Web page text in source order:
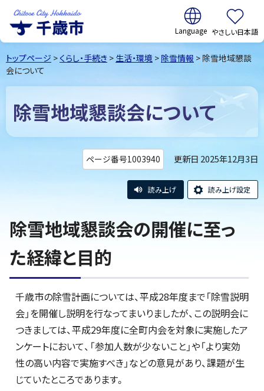
千歳市Chitose
City Hokkaido
翻訳:
やさしい日本語
トップページ > くらし・手続き > 生活・環境 > 除雪情報 > 除雪地域懇談
会について
除雪地域懇談会について
ページ番号1003940 更新日 2025年12月3日
読み上げ 読み上げ設定
除雪地域懇談会の開催に至っ
た経緯と目的
千歳市の除雪計画については、平成28年度まで「除雪説明
会」を開催し説明を行なってまいりましたが、この説明会に
つきましては、平成29年度に全町内会を対象に実施したア
ンケートにおいて、「参加人数が少ないこと」や「より実効
性の高い内容で実施すべき」などの意見があり、課題が生
じていたところであります。